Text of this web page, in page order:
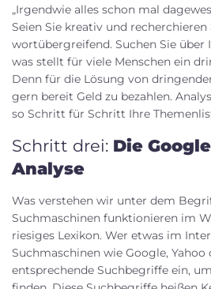
„Irgendwie alles schon mal
Seien Sie kreativ und recherchieren
wortübergreifend. Suchen Sie über
was stellt für viele Menschen ein
Denn für die Lösung von
gern bereit Geld zu bezahlen.
so Schritt für Schritt Ihre
Schritt drei: Die
Analyse
Was verstehen wir unter dem
Suchmaschinen funktionieren im
riesiges Lexikon. Wer etwas im
Suchmaschinen wie Google, Yahoo
entsprechende Suchbegriffe ein,